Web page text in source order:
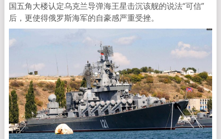
国五角大楼认定乌克兰导弹海王星击沉该舰的说法“可信”
后，更使得俄罗斯海军的自豪感严重受挫。